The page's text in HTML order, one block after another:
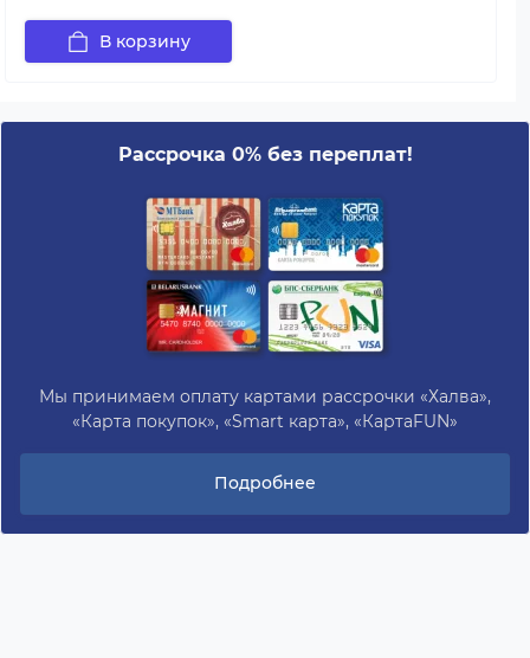
В корзину
Рассрочка 0% без переплат!
Мы принимаем оплату картами рассрочки «Халва»,
«Карта покупок», «Smart карта», «КартаFUN»
Подробнее